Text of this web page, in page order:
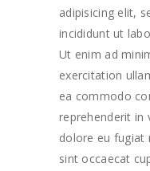
adipisicing elit,
incididunt ut
Ut enim ad
exercitation
ea commodo
reprehenderit in
dolore eu fugiat
sint occaecat